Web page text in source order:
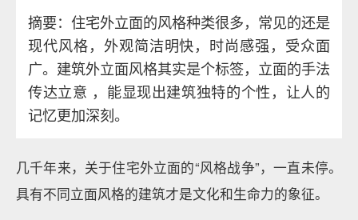
摘要：住宅外立面的风格种类很多，常见的还是
现代风格，外观简洁明快，时尚感强，受众面
广。建筑外立面风格其实是个标签，立面的手法
传达立意 ，能显现出建筑独特的个性，让人的
记忆更加深刻。
几千年来，关于住宅外立面的“风格战争”，一直未停。
具有不同立面风格的建筑才是文化和生命力的象征。